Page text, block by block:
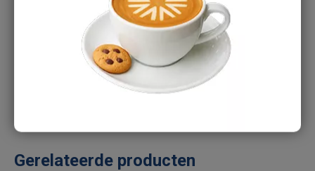
Heb je een vraag over dit product?
Ons verkoopteam staat je graag te woord:
Gerelateerde producten